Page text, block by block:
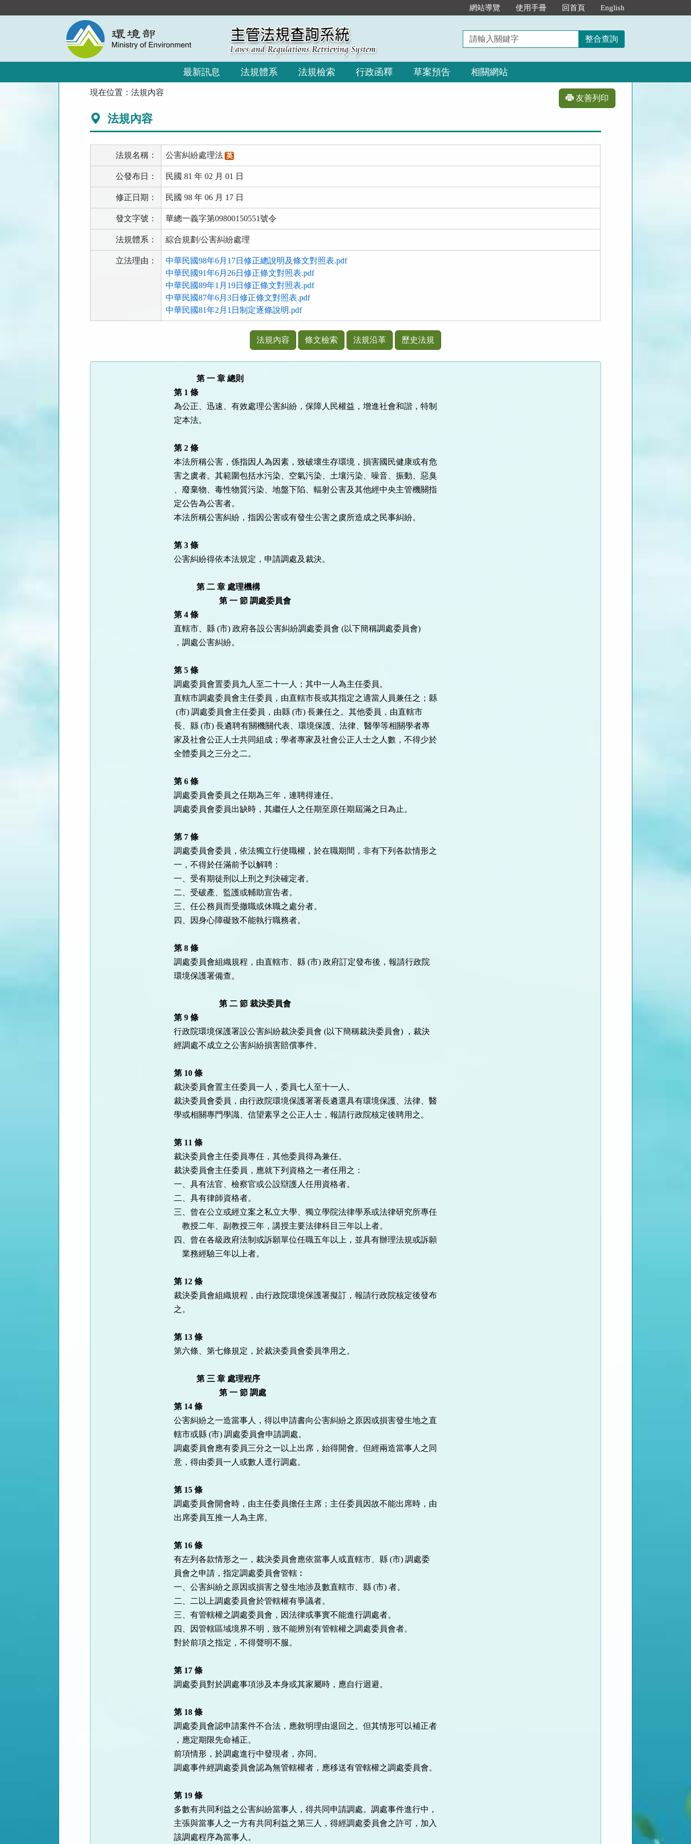
到
網站導覽 使用手冊 回首頁 English
請
輸
入
鍵
整合查詢
最新訊息 法規體系 法規檢索 行政函釋 草案預告 相關網站
現在位置：法規內容
友善列印
法規內容
法規名稱： 公害糾紛處理法 英
公發布日： 民國 81 年 02 月 01 日
修正日期： 民國 98 年 06 月 17 日
發文字號： 華總一義字第09800150551號令
法規體系： 綜合規劃/公害糾紛處理
立法理由：
中華民國98年6月17日修正總說明及條文對照表.pdf
中華民國91年6月26日修正條文對照表.pdf
中華民國89年1月19日修正條文對照表.pdf
中華民國87年6月3日修正條文對照表.pdf
中華民國81年2月1日制定逐條說明.pdf
功
法規內容 條文檢索 法規沿革 歷史法規
第 一 章 總則
第 1 條
為公正、迅速、有效處理公害糾紛，保障人民權益，增進社會和諧，特制
定本法。
第 2 條
本法所稱公害，係指因人為因素，致破壞生存環境，損害國民健康或有危
害之虞者。其範圍包括水污染、空氣污染、土壤污染、噪音、振動、惡臭
、廢棄物、毒性物質污染、地盤下陷、輻射公害及其他經中央主管機關指
定公告為公害者。
本法所稱公害糾紛，指因公害或有發生公害之虞所造成之民事糾紛。
第 3 條
公害糾紛得依本法規定，申請調處及裁決。
第 二 章 處理機構
第 一 節 調處委員會
第 4 條
直轄市、縣 (市) 政府各設公害糾紛調處委員會 (以下簡稱調處委員會)
，調處公害糾紛。
第 5 條
調處委員會置委員九人至二十一人；其中一人為主任委員。
直轄市調處委員會主任委員，由直轄市長或其指定之適當人員兼任之；縣
(市) 調處委員會主任委員，由縣 (市) 長兼任之。其他委員，由直轄市
長、縣 (市) 長遴聘有關機關代表、環境保護、法律、醫學等相關學者專
家及社會公正人士共同組成；學者專家及社會公正人士之人數，不得少於
全體委員之三分之二。
第 6 條
調處委員會委員之任期為三年，連聘得連任。
調處委員會委員出缺時，其繼任人之任期至原任期屆滿之日為止。
第 7 條
調處委員會委員，依法獨立行使職權，於在職期間，非有下列各款情形之
一，不得於任滿前予以解聘：
一、受有期徒刑以上刑之判決確定者。
二、受破產、監護或輔助宣告者。
三、任公務員而受撤職或休職之處分者。
四、因身心障礙致不能執行職務者。
第 8 條
調處委員會組織規程，由直轄市、縣 (市) 政府訂定發布後，報請行政院
環境保護署備查。
第 二 節 裁決委員會
第 9 條
行政院環境保護署設公害糾紛裁決委員會 (以下簡稱裁決委員會) ，裁決
經調處不成立之公害糾紛損害賠償事件。
第 10 條
裁決委員會置主任委員一人，委員七人至十一人。
裁決委員會委員，由行政院環境保護署署長遴選具有環境保護、法律、醫
學或相關專門學識、信望素孚之公正人士，報請行政院核定後聘用之。
第 11 條
裁決委員會主任委員專任，其他委員得為兼任。
裁決委員會主任委員，應就下列資格之一者任用之：
一、具有法官、檢察官或公設辯護人任用資格者。
二、具有律師資格者。
三、曾在公立或經立案之私立大學、獨立學院法律學系或法律研究所專任
    教授二年、副教授三年，講授主要法律科目三年以上者。
四、曾在各級政府法制或訴願單位任職五年以上，並具有辦理法規或訴願
    業務經驗三年以上者。
第 12 條
裁決委員會組織規程，由行政院環境保護署擬訂，報請行政院核定後發布
之。
第 13 條
第六條、第七條規定，於裁決委員會委員準用之。
第 三 章 處理程序
第 一 節 調處
第 14 條
公害糾紛之一造當事人，得以申請書向公害糾紛之原因或損害發生地之直
轄市或縣 (市) 調處委員會申請調處。
調處委員會應有委員三分之一以上出席，始得開會。但經兩造當事人之同
意，得由委員一人或數人逕行調處。
第 15 條
調處委員會開會時，由主任委員擔任主席；主任委員因故不能出席時，由
出席委員互推一人為主席。
第 16 條
有左列各款情形之一，裁決委員會應依當事人或直轄市、縣 (市) 調處委
員會之申請，指定調處委員會管轄︰
一、公害糾紛之原因或損害之發生地涉及數直轄市、縣 (市) 者。
二、二以上調處委員會於管轄權有爭議者。
三、有管轄權之調處委員會，因法律或事實不能進行調處者。
四、因管轄區域境界不明，致不能辨別有管轄權之調處委員會者。
對於前項之指定，不得聲明不服。
第 17 條
調處委員對於調處事項涉及本身或其家屬時，應自行迴避。
第 18 條
調處委員會認申請案件不合法，應敘明理由退回之。但其情形可以補正者
，應定期限先命補正。
前項情形，於調處進行中發現者，亦同。
調處事件經調處委員會認為無管轄權者，應移送有管轄權之調處委員會。
第 19 條
多數有共同利益之公害糾紛當事人，得共同申請調處。調處事件進行中，
主張與當事人之一方有共同利益之第三人，得經調處委員會之許可，加入
該調處程序為當事人。